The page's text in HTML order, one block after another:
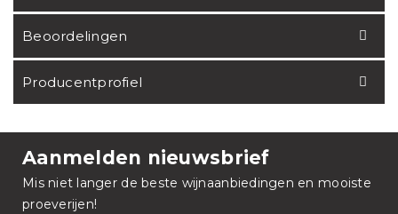
Beoordelingen
Producentprofiel
Aanmelden nieuwsbrief
Mis niet langer de beste wijnaanbiedingen en mooiste
proeverijen!